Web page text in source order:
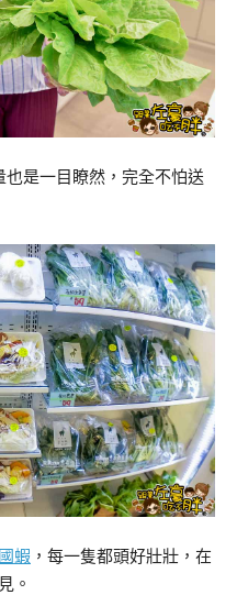
是一目瞭然，完全不怕送
蝦 ，每一隻都頭好壯壯，在
。